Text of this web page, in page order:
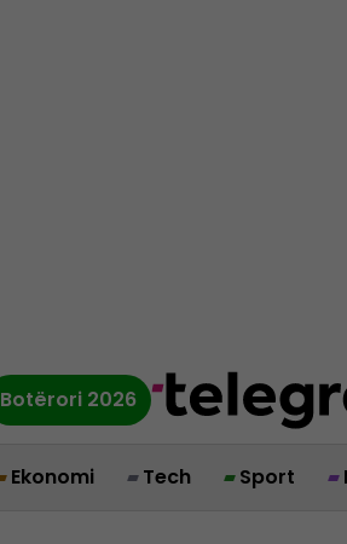
Botërori 2026
Ekonomi Tech Sport